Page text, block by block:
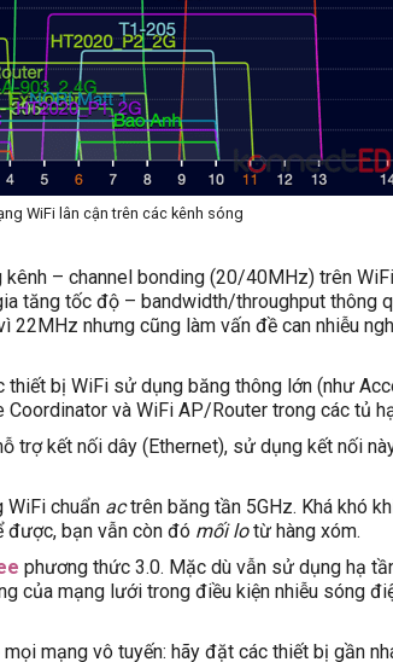
WiFi lân cận trên các kênh sóng
– channel bonding (20/40MHz) trên
tăng tốc độ – bandwidth/throughput thông
22MHz nhưng cũng làm vấn đề can nhiễu
bị WiFi sử dụng băng thông lớn (như
và WiFi AP/Router trong các tủ
trợ kết nối dây (Ethernet), sử dụng kết nối
WiFi chuẩn actrên băng tần 5GHz. Khá khó
được, bạn vẫn còn đó mối lotừ hàng xóm.
phương thức 3.0. Mặc dù vẫn sử dụng hạ
của mạng lưới trong điều kiện nhiễu sóng
mạng vô tuyến: hãy đặt các thiết bị gần